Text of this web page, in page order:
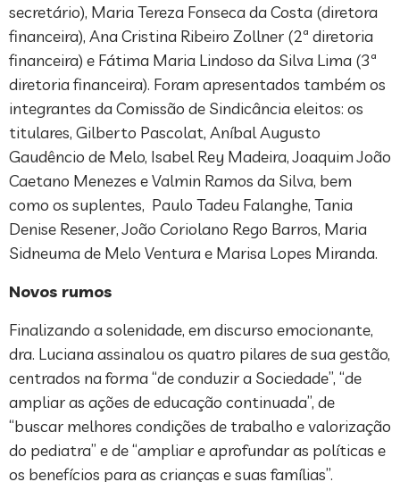
secretário), Maria Tereza Fonseca da Costa (diretora
financeira), Ana Cristina Ribeiro Zollner (2ª diretoria
financeira) e Fátima Maria Lindoso da Silva Lima (3ª
diretoria financeira). Foram apresentados também os
integrantes da Comissão de Sindicância eleitos: os
titulares, Gilberto Pascolat, Aníbal Augusto
Gaudêncio de Melo, Isabel Rey Madeira, Joaquim João
Caetano Menezes e Valmin Ramos da Silva, bem
como os suplentes, Paulo Tadeu Falanghe, Tania
Denise Resener, João Coriolano Rego Barros, Maria
Sidneuma de Melo Ventura e Marisa Lopes Miranda.
Novos rumos
Finalizando a solenidade, em discurso emocionante,
dra. Luciana assinalou os quatro pilares de sua gestão,
centrados na forma “de conduzir a Sociedade”, “de
ampliar as ações de educação continuada”, de
“buscar melhores condições de trabalho e valorização
do pediatra” e de “ampliar e aprofundar as políticas e
os benefícios para as crianças e suas famílias”.